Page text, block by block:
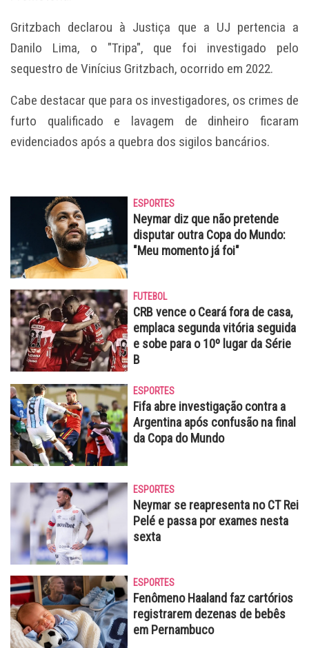
Gritzbach declarou à Justiça que a UJ pertencia a
Danilo Lima, o "Tripa", que foi investigado pelo
sequestro de Vinícius Gritzbach, ocorrido em 2022.
Cabe destacar que para os investigadores, os crimes de
furto qualificado e lavagem de dinheiro ficaram
evidenciados após a quebra dos sigilos bancários.
ESPORTES
Neymar diz que não pretende
disputar outra Copa do Mundo:
"Meu momento já foi"
FUTEBOL
CRB vence o Ceará fora de casa,
emplaca segunda vitória seguida
e sobe para o 10º lugar da Série
B
ESPORTES
Fifa abre investigação contra a
Argentina após confusão na final
da Copa do Mundo
ESPORTES
Neymar se reapresenta no CT Rei
Pelé e passa por exames nesta
sexta
ESPORTES
Fenômeno Haaland faz cartórios
registrarem dezenas de bebês
em Pernambuco